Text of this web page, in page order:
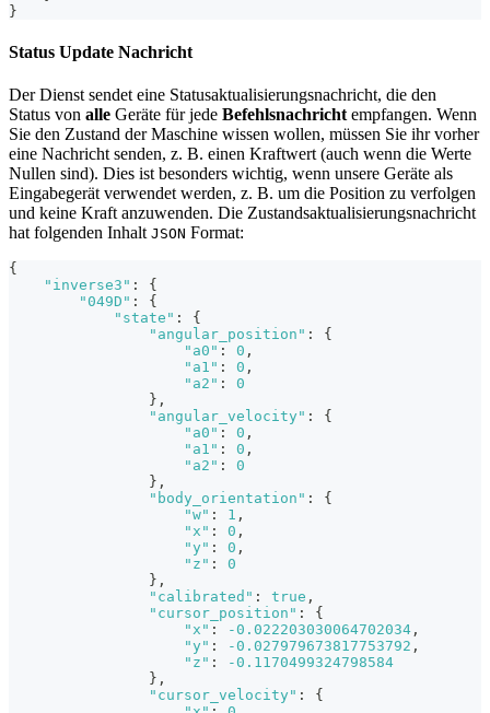
}
Status Update Nachricht
Der Dienst sendet eine Statusaktualisierungsnachricht, die den
Status von alle Geräte für jede Befehlsnachricht empfangen. Wenn
Sie den Zustand der Maschine wissen wollen, müssen Sie ihr vorher
eine Nachricht senden, z. B. einen Kraftwert (auch wenn die Werte
Nullen sind). Dies ist besonders wichtig, wenn unsere Geräte als
Eingabegerät verwendet werden, z. B. um die Position zu verfolgen
und keine Kraft anzuwenden. Die Zustandsaktualisierungsnachricht
hat folgenden Inhalt JSON Format:
{
"inverse3" :
{
"049D" :
{
"state" :
{
"angular_position" :
{
"a0" : 0 ,
"a1" : 0 ,
"a2" :
0
} ,
"angular_velocity" :
{
"a0" : 0 ,
"a1" : 0 ,
"a2" :
0
} ,
"body_orientation" :
{
"w" : 1 ,
"x" : 0 ,
"y" : 0 ,
"z" :
0
} ,
"calibrated" : true ,
"cursor_position" :
{
"x" : -0.022203030064702034 ,
"y" : -0.027979673817753792 ,
"z" :
-0.1170499324798584
} ,
"cursor_velocity" :
{